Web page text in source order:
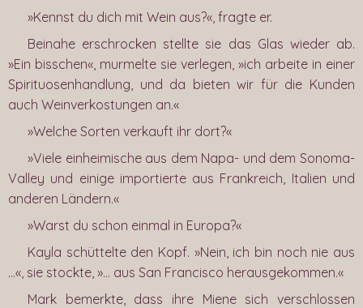
»Kennst du dich mit Wein aus?«, fragte er.
Beinahe erschrocken stellte sie das Glas wieder ab.
»Ein bisschen«, murmelte sie verlegen, »ich arbeite in einer
Spirituosenhandlung, und da bieten wir für die Kunden
auch Weinverkostungen an.«
»Welche Sorten verkauft ihr dort?«
»Viele einheimische aus dem Napa- und dem Sonoma-
Valley und einige importierte aus Frankreich, Italien und
anderen Ländern.«
»Warst du schon einmal in Europa?«
Kayla schüttelte den Kopf. »Nein, ich bin noch nie aus
…«, sie stockte, »… aus San Francisco herausgekommen.«
Mark bemerkte, dass ihre Miene sich verschlossen